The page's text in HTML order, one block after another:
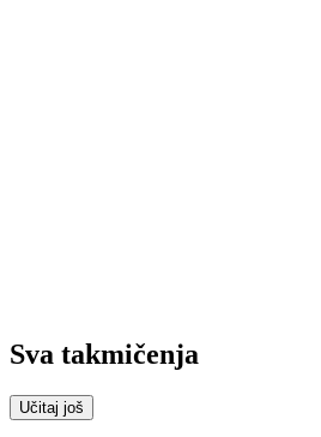
Sva takmičenja
Učitaj još